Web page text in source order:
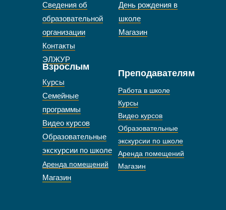
Сведения об
образовательной
организации
Контакты
ЭЛЖУР
День рождения в
школе
Магазин
Взрослым
Курсы
Семейные
программы
Видео курсов
Образовательные
экскурсии по школе
Аренда помещений
Магазин
Преподавателям
Работа в школе
Курсы
Видео курсов
Образовательные
экскурсии по школе
Аренда помещений
Магазин